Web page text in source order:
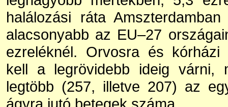
halálozási ráta
alacsonyabb az EU–27
ezreléknél. Orvosra és kórházi
kell a legrövidebb ideig várni,
legtöbb (257, illetve 207) az